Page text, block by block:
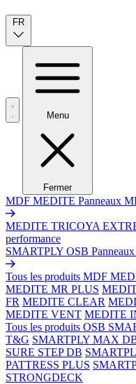
FR
Menu
Fermer
MDF MEDITE Panneaux
MEDITE TRICOYA
performance
SMARTPLY OSB
Tous les produits MDF
MEDITE MR PLUS
FR MEDITE CLEAR
MEDITE VENT MEDITE
Tous les produits OSB
T&G SMARTPLY MAX
SURE STEP DB
PATTRESS PLUS
STRONGDECK